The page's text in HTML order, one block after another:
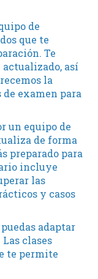
de
que te
Te
así
la
examen para
un equipo de
de forma
preparado para
incluye
las
y casos
adaptar
clases
te permite